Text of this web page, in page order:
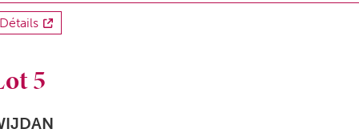
Détails
5